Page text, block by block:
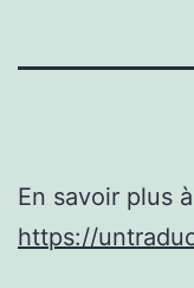
En savoir plus
https://